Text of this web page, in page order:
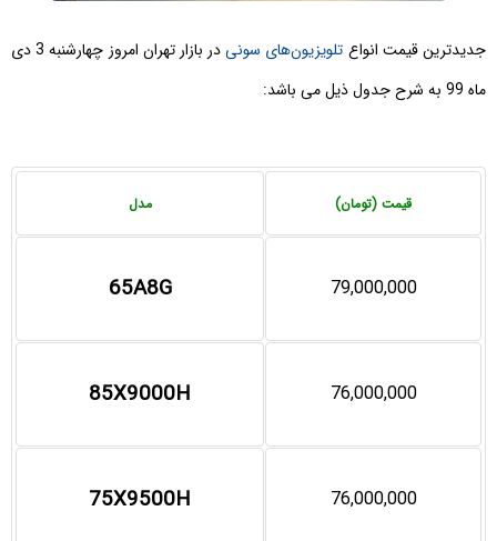
جدیدترین قیمت انواع تلویزیون‌های سونی
در بازار تهران امروز چهارشنبه 3 دی
ماه 99 به شرح جدول ذیل می باشد:
قیمت (تومان) مدل
79,000,000
65A8G
76,000,000
85X9000H
76,000,000
75X9500H